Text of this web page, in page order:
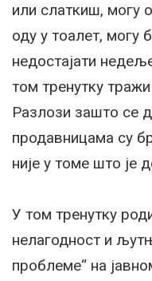
или слаткиш, могу
оду у тоалет, могу
недостајати
том тренутку
Разлози зашто се
продавницама су
није у томе што је
У том тренутку
нелагодност и
проблеме“ на